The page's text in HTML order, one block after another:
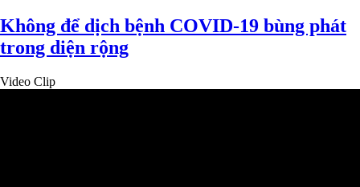
Không để dịch bệnh COVID-19 bùng phát
trong diện rộng
Video Clip